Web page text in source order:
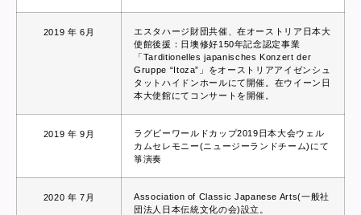
2019 年 6月
エスタハージ財団共催、在オーストリア日本大
使館後援：日墺修好150年記念認定事業
「Tarditionelles japanisches Konzert der
Gruppe “Itoza”」をオーストリアアイゼンシュ
タットハイドンホールにて開催。在ウイーン日
本大使館にてコンサートを開催。
2019 年 9月
ラグビーワールドカップ2019日本大会ウェル
カムセレモニー(ニュージーランドチーム)にて
箏演奏
2020 年 7月
Association of Classic Japanese Arts(一般社
団法人日本伝統文化の会)設立。